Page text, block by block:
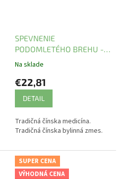
SPEVNENIE
PODOMLETÉHO BREHU -
XUE FU ZHU YU WAN -
Na sklade
€22,81
DETAIL
Tradičná čínska medicína.
Tradičná čínska bylinná zmes.
SUPER CENA
VÝHODNÁ CENA